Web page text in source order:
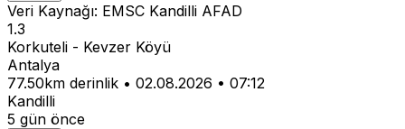
Veri Kaynağı: EMSC Kandilli AFAD
1.3
Korkuteli - Kevzer Köyü
Antalya
77.50km derinlik • 02.08.2026 • 07:12
Kandilli
5 gün önce